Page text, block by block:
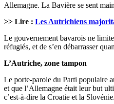
Allemagne. La Bavière se sent
>> Lire : Les Autrichiens
Le gouvernement bavarois ne
réfugiés, et de s’en débarrasser
L’Autriche, zone tampon
Le porte-parole du Parti populaire
et que l’Allemagne était leur but
c’est-à-dire la Croatie et la